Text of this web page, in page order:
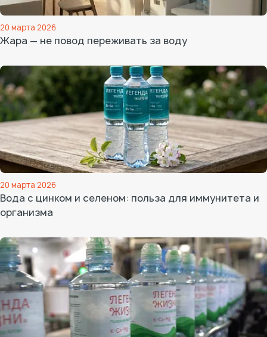
20 марта 2026
Жара — не повод переживать за воду
20 марта 2026
Вода с цинком и селеном: польза для иммунитета и
организма